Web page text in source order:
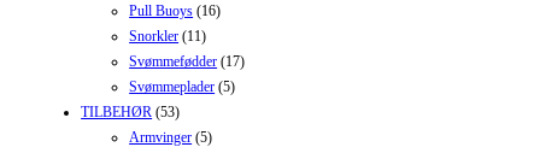
Pull Buoys (16)
Snorkler (11)
Svømmefødder (17)
Svømmeplader (5)
TILBEHØR (53)
Armvinger (5)